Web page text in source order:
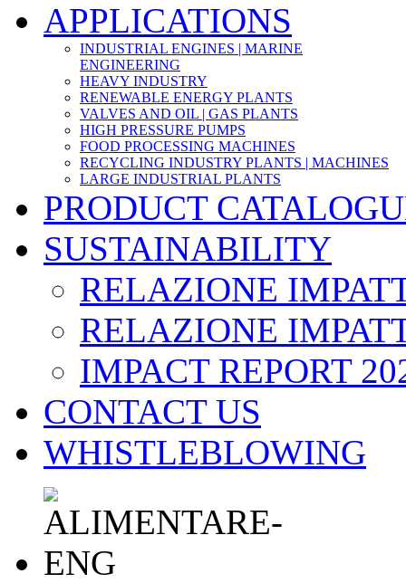
APPLICATIONS
INDUSTRIAL ENGINES | MARINE
ENGINEERING
HEAVY INDUSTRY
RENEWABLE ENERGY PLANTS
VALVES AND OIL | GAS PLANTS
HIGH PRESSURE PUMPS
FOOD PROCESSING MACHINES
RECYCLING INDUSTRY PLANTS | MACHINES
LARGE INDUSTRIAL PLANTS
PRODUCT
SUSTAINABILITY
RELAZIONE
RELAZIONE
IMPACT REPORT
CONTACT US
WHISTLEBLOWING